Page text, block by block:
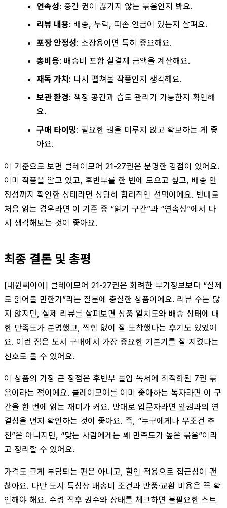
연속성: 중간 권이 끊기지 않는 묶음인지 봐요.
리뷰 내용: 배송, 누락, 파손 언급이 있는지 살펴요.
포장 안정성: 소장용이면 특히 중요해요.
총비용: 배송비 포함 실결제 금액을 계산해요.
재독 가치: 다시 펼쳐볼 작품인지 생각해요.
보관 환경: 책장 공간과 습도 관리가 가능한지 확인해
요.
구매 타이밍: 필요한 권을 미루지 않고 확보하는 게 좋
아요.
이 기준으로 보면 클레이모어 21-27권은 분명한 강점이 있어요.
이미 작품을 알고 있고, 후반부를 한 번에 모으고 싶고, 배송 안
정성까지 확인한 상태라면 상당히 합리적인 선택이에요. 반대로
처음 읽는 경우라면 이 기준 중 “읽기 구간”과 “연속성”에서 다
시 생각해보는 것이 좋아요.
최종 결론 및 총평
[대원씨아이] 클레이모어 21-27권은 화려한 부가정보보다 “실제
로 읽어볼 만한가”라는 질문에 충실한 상품이에요. 리뷰 수는 많
지 않지만, 실제 리뷰를 살펴보면 상품 일치도와 배송 상태에 대
한 만족도가 분명했고, 찍힘 없이 잘 도착했다는 후기도 있었어
요. 이런 점은 도서 구매에서 가장 중요한 기본기를 잘 지켰다는
신호로 볼 수 있어요.
이 상품의 가장 큰 장점은 후반부 몰입 독서에 최적화된 7권 묶
음이라는 점이에요. 클레이모어를 이미 좋아하는 독자라면 이 구
간을 한 번에 읽는 재미가 커요. 반대로 입문자라면 앞권과의 연
결성을 먼저 확인하는 것이 좋아요. 즉, “누구에게나 무조건 추
천”은 아니지만, “맞는 사람에게는 꽤 만족도가 높은 묶음”이라
고 정리할 수 있어요.
가격도 크게 부담되는 편은 아니고, 할인 적용으로 접근성이 괜
찮아요. 다만 도서 특성상 배송비 조건과 반품·교환 비용은 꼭 확
인해야 해요. 수령 직후 권수와 상태를 체크하면 불필요한 스트